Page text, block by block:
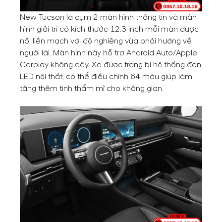
New Tucson là cụm 2 màn hình thông tin và màn
hình giải trí có kích thước 12.3 inch mỗi màn được
nối liền mạch với độ nghiêng vừa phải hướng về
người lái. Màn hình này hỗ trợ Android Auto/Apple
Carplay không dây. Xe được trang bị hệ thống đèn
LED nội thất, có thể điều chỉnh 64 màu giúp làm
tăng thêm tính thẩm mĩ cho không gian.